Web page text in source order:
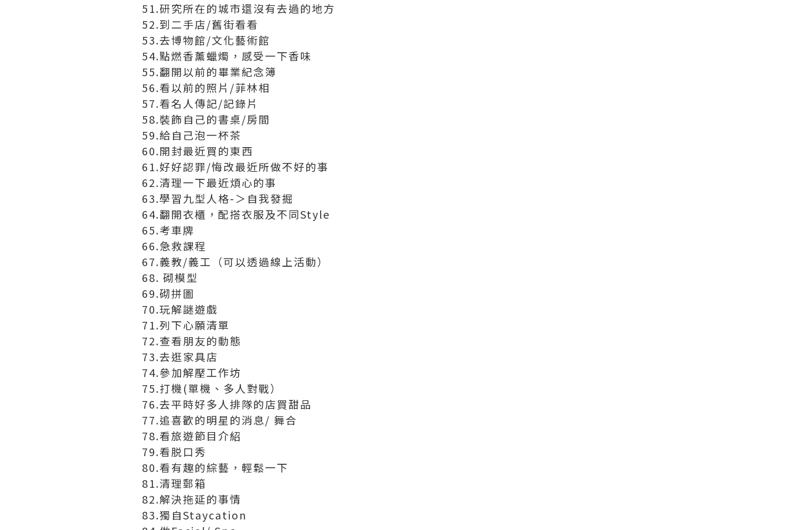
51.研究所在的城市還沒有去過的地方
52.到二手店/舊街看看
53.去博物館/文化藝術館
54.點燃香薰蠟燭，感受一下香味
55.翻開以前的畢業紀念簿
56.看以前的照片/菲林相
57.看名人傳記/記錄片
58.裝飾自己的書桌/房間
59.給自己泡一杯茶
60.開封最近買的東西
61.好好認罪/悔改最近所做不好的事
62.清理一下最近煩心的事
63.學習九型人格-＞自我發掘
64.翻開衣櫃，配搭衣服及不同Style
65.考車牌
66.急救課程
67.義教/義工（可以透過線上活動）
68. 砌模型
69.砌拼圖
70.玩解謎遊戲
71.列下心願清單
72.查看朋友的動態
73.去逛家具店
74.參加解壓工作坊
75.打機(單機、多人對戰）
76.去平時好多人排隊的店買甜品
77.追喜歡的明星的消息/ 舞合
78.看旅遊節目介紹
79.看脱口秀
80.看有趣的綜藝，輕鬆一下
81.清理郵箱
82.解決拖延的事情
83.獨自Staycation